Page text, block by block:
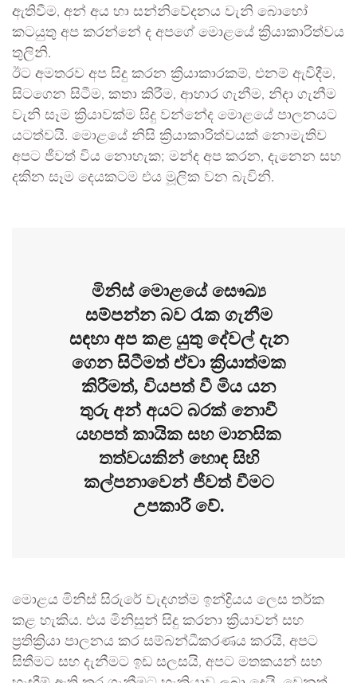
ඇතිවීම, අන් අය හා සන්නිවේදනය වැනි බොහෝ
කටයුතු අප කරන්නේ ද අපගේ මොළයේ ක්‍රියාකාරිත්වය
තුලිනි.
ඊට අමතරව අප සිදු කරන ක්‍රියාකාරකම්, එනම් ඇවිදීම,
සිටගෙන සිටීම, කතා කිරීම, ආහාර ගැනීම, නිදා ගැනීම
වැනි සෑම ක්‍රියාවක්ම සිදු වන්නේද මොළයේ පාලනයට
යටත්වයි. මොළයේ නිසි ක්‍රියාකාරිත්වයක් නොමැතිව
අපට ජීවත් විය නොහැක; මන්ද අප කරන, දැනෙන සහ
දකින සෑම දෙයකටම එය මූලික වන බැවිනි.
මිනිස් මොළයේ සෞඛ්‍ය
සම්පන්න බව රැක ගැනීම
සඳහා අප කළ යුතු දේවල් දැන
ගෙන සිටීමත් ඒවා ක්‍රියාත්මක
කිරීමත්, වියපත් වී මිය යන
තුරු අන් අයට බරක් නොවී
යහපත් කායික සහ මානසික
තත්වයකින් හොඳ සිහි
කල්පනාවෙන් ජීවත් වීමට
උපකාරී වේ.
මොළය මිනිස් සිරුරේ වැදගත්ම ඉන්ද්‍රියය ලෙස තර්ක
කළ හැකිය. එය මිනිසුන් සිදු කරනා ක්‍රියාවන් සහ
ප්‍රතික්‍රියා පාලනය කර සම්බන්ධීකරණය කරයි, අපට
සිතීමට සහ දැනීමට ඉඩ සලසයි, අපට මතකයන් සහ